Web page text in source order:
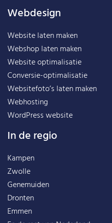
Webdesign
Website laten maken
Webshop laten maken
Website optimalisatie
Conversie-optimalisatie
Websitefoto’s laten maken
Webhosting
WordPress website
In de regio
Kampen
Zwolle
Genemuiden
Dronten
Emmen